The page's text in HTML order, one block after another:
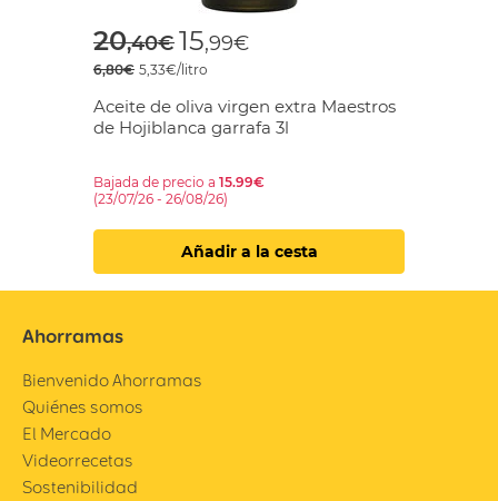
Price reduced from
20,40€to
15,99€
6,80€ 5,33€/litro
Aceite de oliva virgen extra Maestros
de Hojiblanca garrafa 3l
Bajada de precio a 15.99€
(23/07/26 - 26/08/26)
Añadir a la cesta
Ahorramas
Bienvenido Ahorramas
Quiénes somos
El Mercado
Videorrecetas
Sostenibilidad